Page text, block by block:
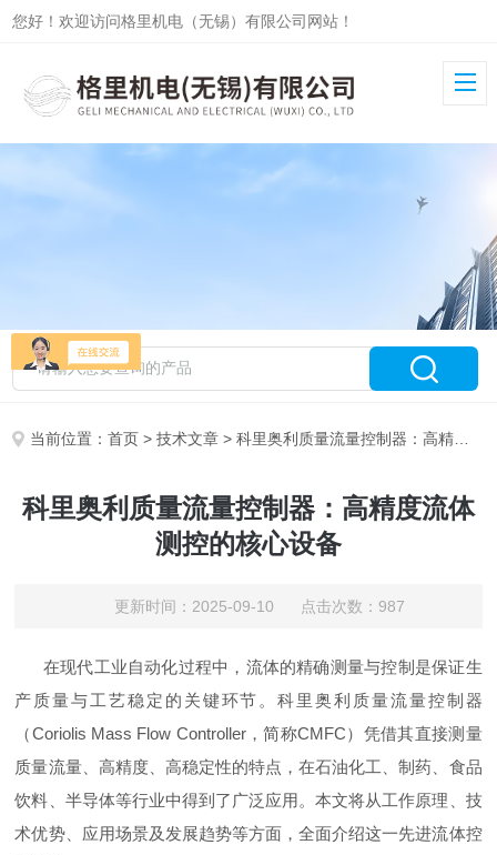
您好！欢迎访问格里机电（无锡）有限公司网站！
当前位置：首页 >技术文章 > 科里奥利质量流量控制器：高精度流体测控的核心设备
科里奥利质量流量控制器：高精度流体
测控的核心设备
更新时间：2025-09-10 点击次数：987
在现代工业自动化过程中，流体的精确测量与控制是保证生
产质量与工艺稳定的关键环节。科里奥利质量流量控制器
（Coriolis Mass Flow Controller，简称CMFC）凭借其直接测量
质量流量、高精度、高稳定性的特点，在石油化工、制药、食品
饮料、半导体等行业中得到了广泛应用。本文将从工作原理、技
术优势、应用场景及发展趋势等方面，全面介绍这一先进流体控